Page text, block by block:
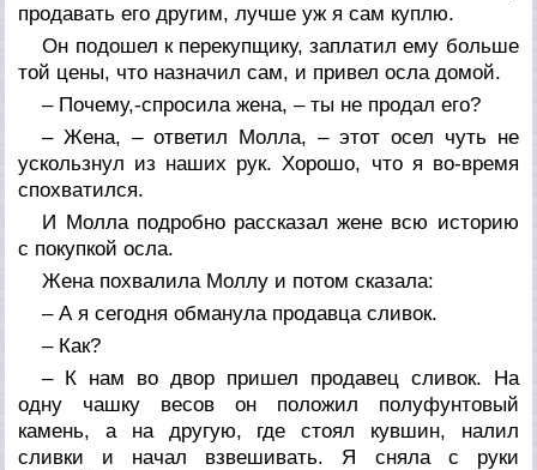
продавать его другим, лучше уж я сам куплю.
Он подошел к перекупщику, заплатил ему больше
той цены, что назначил сам, и привел осла домой.
– Почему,-спросила жена, – ты не продал его?
– Жена, – ответил Молла, – этот осел чуть не
ускользнул из наших рук. Хорошо, что я во-время
спохватился.
И Молла подробно рассказал жене всю историю
с покупкой осла.
Жена похвалила Моллу и потом сказала:
– А я сегодня обманула продавца сливок.
– Как?
– К нам во двор пришел продавец сливок. На
одну чашку весов он положил полуфунтовый
камень, а на другую, где стоял кувшин, налил
сливки и начал взвешивать. Я сняла с руки